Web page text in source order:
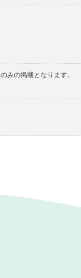
みの掲載となります。